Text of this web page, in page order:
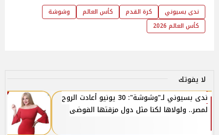
ندى بسيوني كرة القدم كأس العالم
وشوشة
كأس العالم 2026
لا يفوتك
ندى بسيوني لـ"وشوشة": 30 يونيو أعادت الروح
لمصر.. ولولاها لكنا مثل دول مزقتها الفوضى